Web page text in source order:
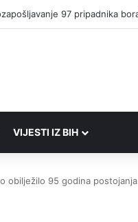
VIJESTI IZ BIH
obilježilo 95 godina postojanja